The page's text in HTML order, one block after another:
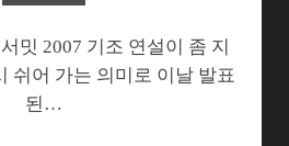
밋 2007 기조 연설이 좀 지
쉬어 가는 의미로 이날 발표
된…